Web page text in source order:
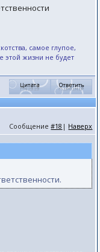
самое глупое,
этой жизни не будет
Сообщение#18 | Наверх